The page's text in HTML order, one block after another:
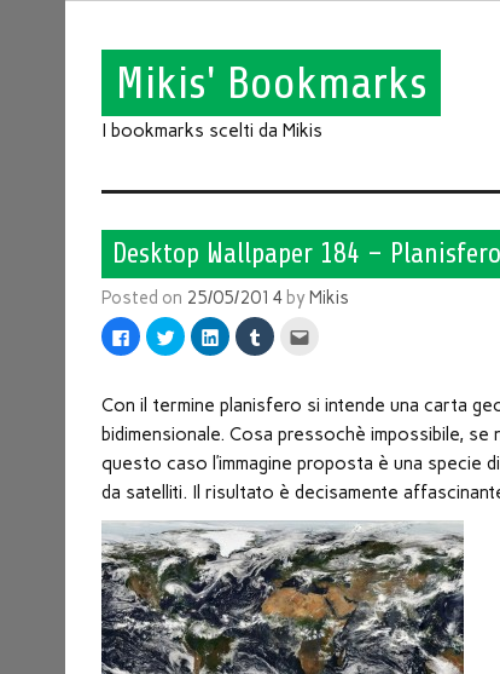
Mikis' Bookmarks
I bookmarks scelti da Mikis
Desktop Wallpaper 184 –
Posted on 25/05/2014 byMikis
Fai
clic
Facebook
apre
una
finestra)
Fai
clic
su
Twitter
(Si
in
nuova
Fai
clic
su
LinkedIn
(Si
in
nuova
Fai
clic
su
(Si
apre
in
una
nuova
l'articolo
mail
un
amico
(Si
in
una
nuova
finestra)
Con il termine planisfero si intende una carta
bidimensionale. Cosa pressochè impossibile,
questo caso l’immagine proposta è una specie
da satelliti. Il risultato è decisamente